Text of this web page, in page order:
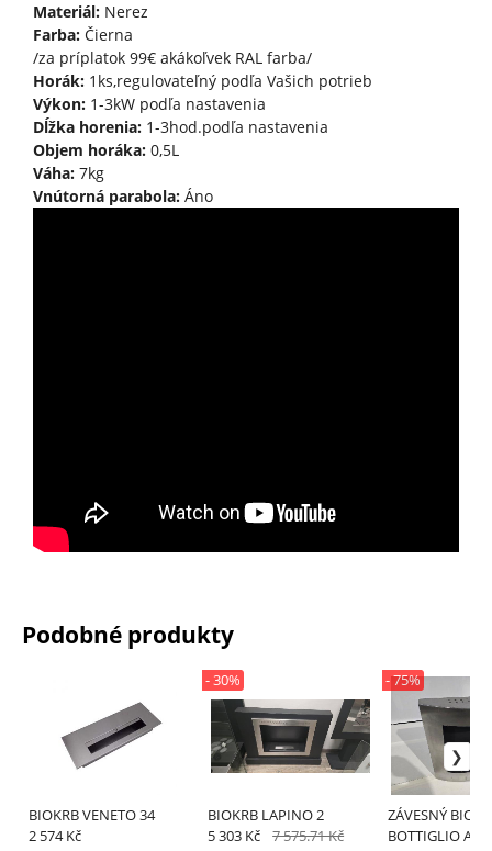
Materiál:Nerez
Farba:Čierna
/za príplatok 99€ akákoľvek RAL farba/
Horák:1ks,regulovateľný podľa Vašich potrieb
Výkon:1-3kW podľa nastavenia
Dĺžka horenia:1-3hod.podľa nastavenia
Objem horáka:0,5L
Váha:7kg
Vnútorná parabola:Áno
Podobné produkty
BIOKRB VENETO 34
2 574 Kč
BIOKRB LAPINO 2
- 30%
5 303 Kč 7 575.71 Kč
ZÁVESNÝ
BOTTIGLIO
- 75%